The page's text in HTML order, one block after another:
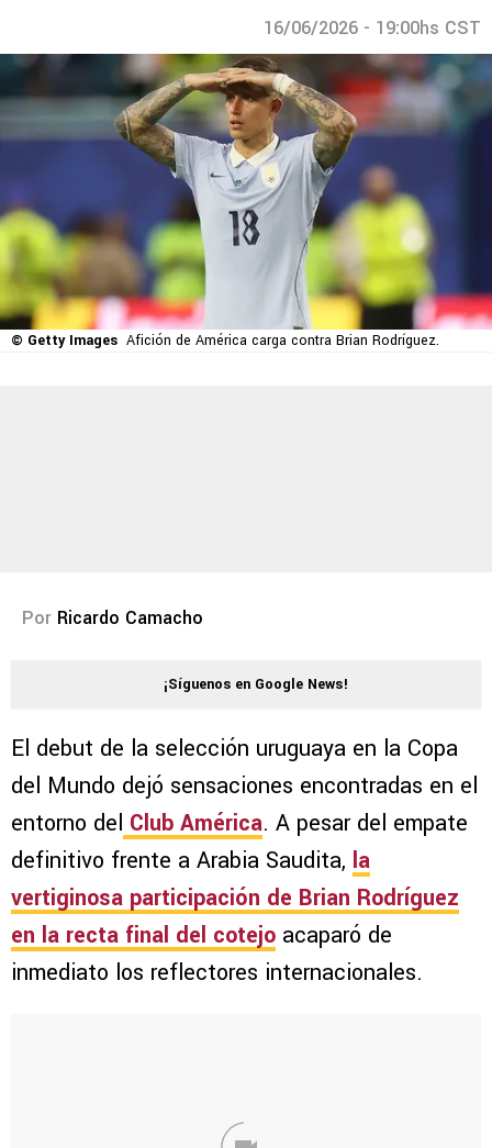
16/06/2026 - 19:00hs CST
© Getty Images Afición de América carga contra Brian Rodríguez.
Por Ricardo Camacho
¡Síguenos en Google News!
El debut de la selección uruguaya en la Copa
del Mundo dejó sensaciones encontradas en el
entorno del Club América. A pesar del empate
definitivo frente a Arabia Saudita, la
vertiginosa participación de Brian Rodríguez
en la recta final del cotejo acaparó de
inmediato los reflectores internacionales.